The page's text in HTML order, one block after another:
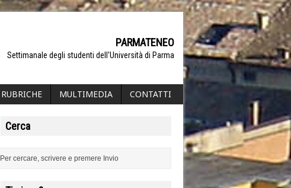
PARMATENEO
Settimanale degli studenti dell'Università di Parma
RUBRICHE MULTIMEDIA CONTATTI
Cerca